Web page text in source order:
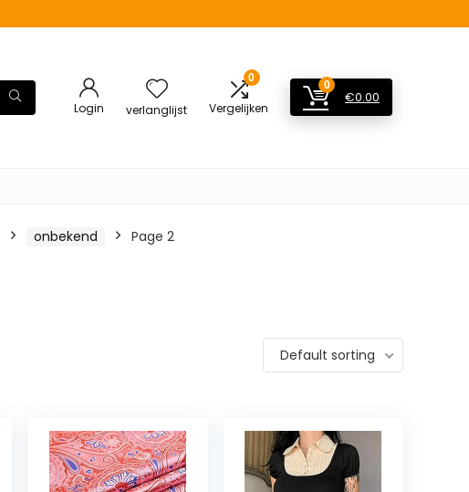
Login verlanglijst
0
Vergelijken
0
€0.00
‎onbekend Page 2
Default sorting